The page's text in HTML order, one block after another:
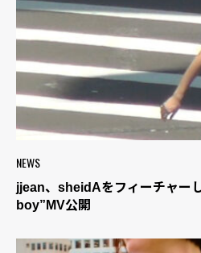
NEWS
jjean、sheidAをフィーチャー
boy”MV公開